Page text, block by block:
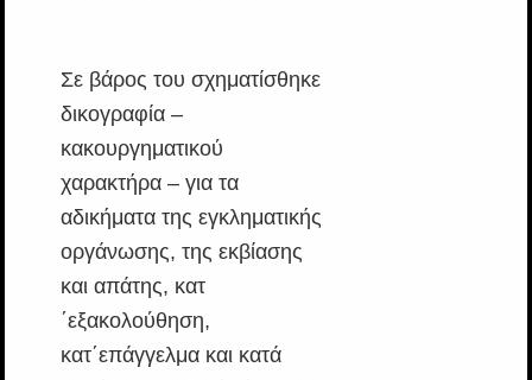
Σε βάρος του σχηματίσθηκε
δικογραφία –
κακουργηματικού
χαρακτήρα – για τα
αδικήματα της εγκληματικής
οργάνωσης, της εκβίασης
και απάτης, κατ
΄εξακολούθηση,
κατ΄επάγγελμα και κατά